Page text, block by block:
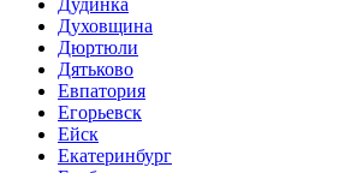
Дудинка
Духовщина
Дюртюли
Дятьково
Евпатория
Егорьевск
Ейск
Екатеринбург